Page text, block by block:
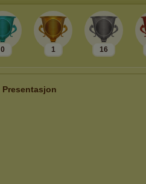
0 1 16
Presentasjon